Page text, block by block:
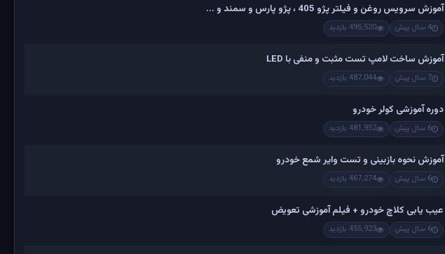
آموزش سرویس روغن و فیلتر پژو 405 ، پژو پارس و سمند و ...
4 سال پیش 495,520 بازدید
آموزش ساخت لامپ تست مثبت و منفی با LED
7 سال پیش 487,044 بازدید
دوره آموزشی کولر خودرو
6 سال پیش 481,952 بازدید
آموزش نحوه بازبینی و تست وایر شمع خودرو
6 سال پیش 467,274 بازدید
عیب یابی کلاچ خودرو + فیلم آموزشی تعویض
6 سال پیش 455,923 بازدید